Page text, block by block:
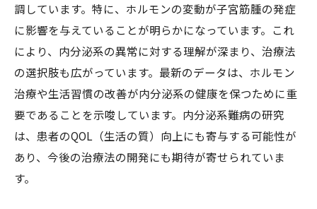
調しています。特に、ホルモンの変動が子宮筋腫の発症
に影響を与えていることが明らかになっています。これ
により、内分泌系の異常に対する理解が深まり、治療法
の選択肢も広がっています。最新のデータは、ホルモン
治療や生活習慣の改善が内分泌系の健康を保つために重
要であることを示唆しています。内分泌系難病の研究
は、患者のQOL（生活の質）向上にも寄与する可能性が
あり、今後の治療法の開発にも期待が寄せられていま
す。